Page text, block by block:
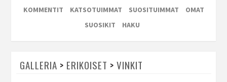
KOMMENTIT
KATSOTUIMMAT SUOSITUIMMAT
OMAT
SUOSIKIT
HAKU
GALLERIA > ERIKOISET > VINKIT